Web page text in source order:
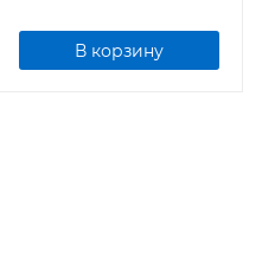
В корзину